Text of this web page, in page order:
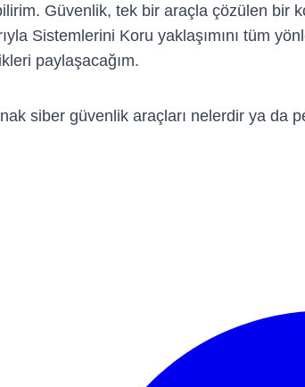
Güvenlik, tek bir araçla çözülen bir
Sistemlerini Koru yaklaşımını tüm
paylaşacağım.
siber güvenlik araçları nelerdir ya da